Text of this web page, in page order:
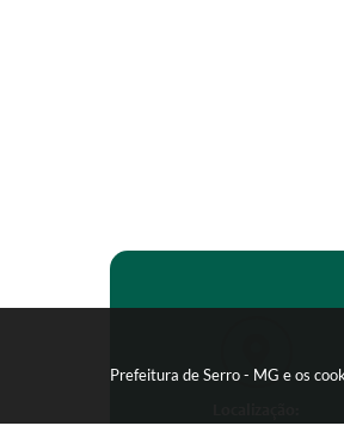
Prefeitura de Serro - MG e os